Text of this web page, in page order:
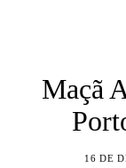
Maçã
16 DE